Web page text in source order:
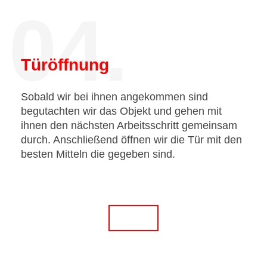
04.
Türöffnung
Sobald wir bei ihnen angekommen sind
begutachten wir das Objekt und gehen mit
ihnen den nächsten Arbeitsschritt gemeinsam
durch. Anschließend öffnen wir die Tür mit den
besten Mitteln die gegeben sind.